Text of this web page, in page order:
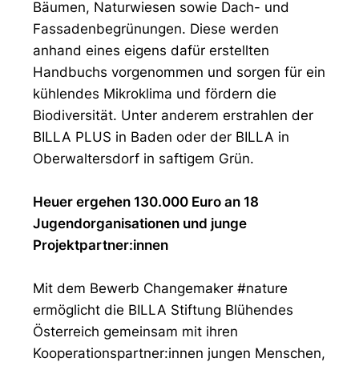
Bäumen, Naturwiesen sowie Dach- und
Fassadenbegrünungen. Diese werden
anhand eines eigens dafür erstellten
Handbuchs vorgenommen und sorgen für ein
kühlendes Mikroklima und fördern die
Biodiversität. Unter anderem erstrahlen der
BILLA PLUS in Baden oder der BILLA in
Oberwaltersdorf in saftigem Grün.
Heuer ergehen 130.000 Euro an 18
Jugendorganisationen und junge
Projektpartner:innen
Mit dem Bewerb Changemaker #nature
ermöglicht die BILLA Stiftung Blühendes
Österreich gemeinsam mit ihren
Kooperationspartner:innen jungen Menschen,